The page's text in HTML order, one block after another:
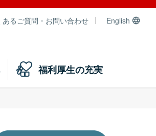
あるご質問・お問い合わせ English
福利厚生の充実